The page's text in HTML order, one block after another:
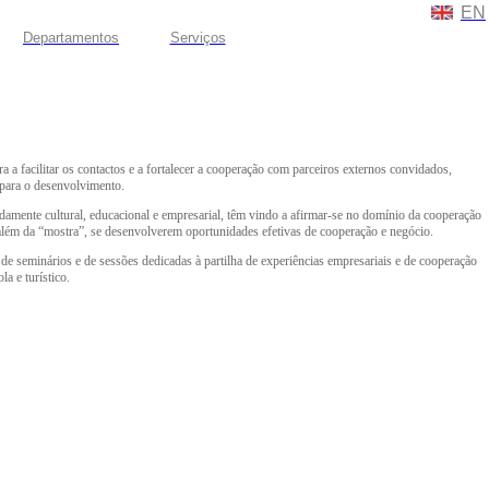
EN
Departamentos Serviços
facilitar os contactos e a fortalecer a cooperação com parceiros externos convidados,
o desenvolvimento.
cultural, educacional e empresarial, têm vindo a afirmar-se no domínio da cooperação
da “mostra”, se desenvolverem oportunidades efetivas de cooperação e negócio.
e de sessões dedicadas à partilha de experiências empresariais e de cooperação
e turístico.